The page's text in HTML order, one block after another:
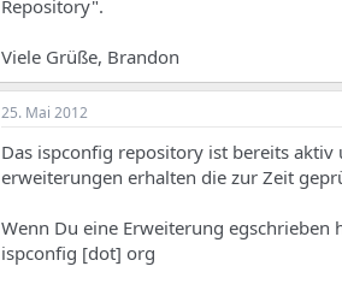
Repository".
Viele Grüße, Brandon
25. Mai 2012
Das ispconfig repository ist bereits
erweiterungen erhalten die zur Zeit
Wenn Du eine Erweiterung
ispconfig [dot] org